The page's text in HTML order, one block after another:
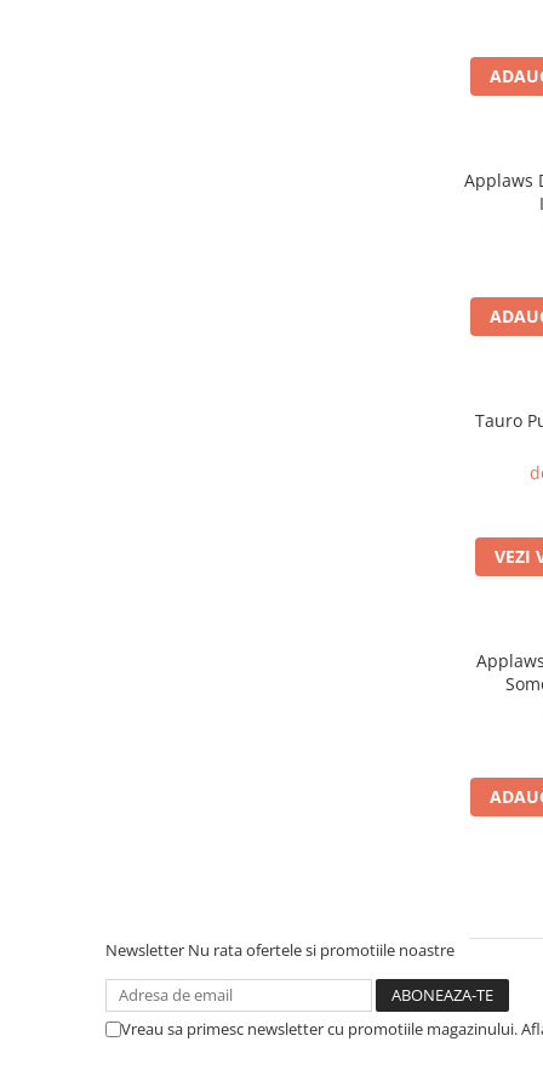
Applaws
Tauro
VEZI
Newsletter Nu rata ofertele si promotiile noastre
Vreau sa primesc newsletter cu promotiile magazinului.